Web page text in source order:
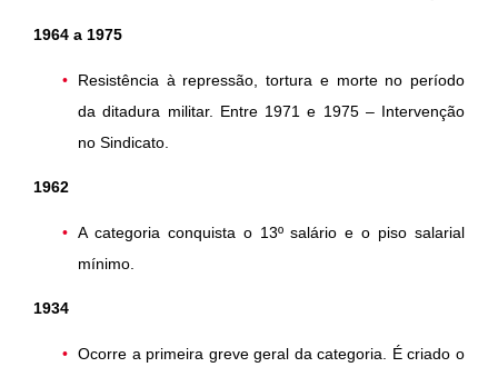
1964 a 1975
Resistência à repressão, tortura e morte no período
da ditadura militar. Entre 1971 e 1975 – Intervenção
no Sindicato.
1962
A categoria conquista o 13º salário e o piso salarial
mínimo.
1934
Ocorre a primeira greve geral da categoria. É criado o